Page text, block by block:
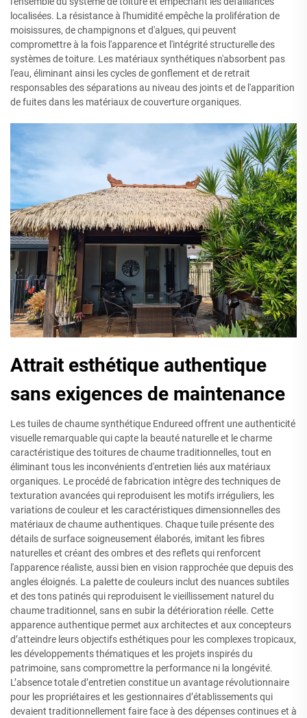
localisées. La résistance à l'humidité empêche la prolifération de
moisissures, de champignons et d'algues, qui peuvent
compromettre à la fois l'apparence et l'intégrité structurelle des
systèmes de toiture. Les matériaux synthétiques n'absorbent pas
l'eau, éliminant ainsi les cycles de gonflement et de retrait
responsables des séparations au niveau des joints et de l'apparition
de fuites dans les matériaux de couverture organiques.
Attrait esthétique authentique
sans exigences de maintenance
Les tuiles de chaume synthétique Endureed offrent une authenticité
visuelle remarquable qui capte la beauté naturelle et le charme
caractéristique des toitures de chaume traditionnelles, tout en
éliminant tous les inconvénients d'entretien liés aux matériaux
organiques. Le procédé de fabrication intègre des techniques de
texturation avancées qui reproduisent les motifs irréguliers, les
variations de couleur et les caractéristiques dimensionnelles des
matériaux de chaume authentiques. Chaque tuile présente des
détails de surface soigneusement élaborés, imitant les fibres
naturelles et créant des ombres et des reflets qui renforcent
l'apparence réaliste, aussi bien en vision rapprochée que depuis des
angles éloignés. La palette de couleurs inclut des nuances subtiles
et des tons patinés qui reproduisent le vieillissement naturel du
chaume traditionnel, sans en subir la détérioration réelle. Cette
apparence authentique permet aux architectes et aux concepteurs
d’atteindre leurs objectifs esthétiques pour les complexes tropicaux,
les développements thématiques et les projets inspirés du
patrimoine, sans compromettre la performance ni la longévité.
L’absence totale d’entretien constitue un avantage révolutionnaire
pour les propriétaires et les gestionnaires d’établissements qui
devaient traditionnellement faire face à des dépenses continues et à